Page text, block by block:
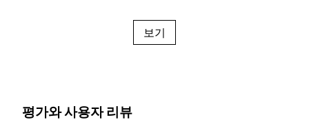
보기
평가와 사용자 리뷰